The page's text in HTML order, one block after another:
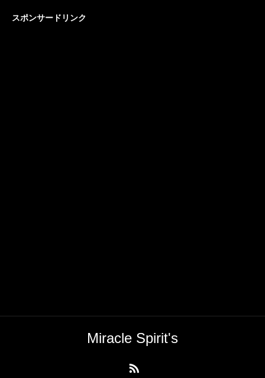
スポンサードリンク
Miracle Spirit's